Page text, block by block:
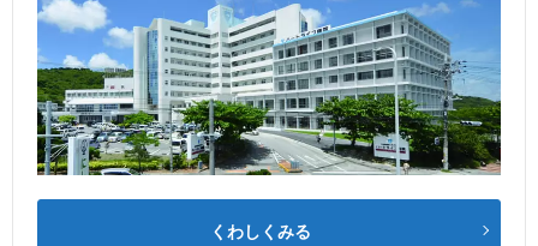
くわしくみる